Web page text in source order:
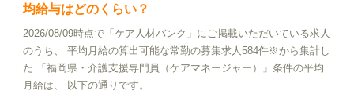
均給与はどのくらい？
2026/08/09時点で「ケア人材バンク」にご掲載いただいている求人
のうち、 平均月給の算出可能な常勤の募集求人584件※から集計し
た 「福岡県・介護支援専門員（ケアマネージャー）」条件の平均
月給は、 以下の通りです。